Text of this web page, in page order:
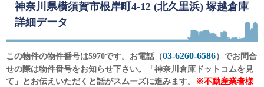
神奈川県横須賀市根岸町4-12 (北久里浜) 塚越倉庫
詳細データ
この物件の物件番号は5970です。お電話（03-6260-6586）でお問合
せの際は物件番号をお知らせ下さい。「神奈川倉庫ドットコムを見
て」とお伝えいただくと話がスムーズに進みます。
※不動産業者様